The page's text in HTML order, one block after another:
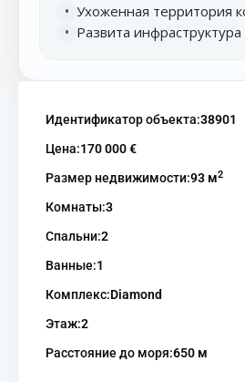
• Ухоженная территория
• Развита инфраструктура
Идентификатор объекта:38901
Цена:170 000 €
Размер недвижимости:93 м2
Комнаты:3
Спальни:2
Ванные:1
Комплекс:Diamond
Этаж:2
Расстояние до моря:650 м